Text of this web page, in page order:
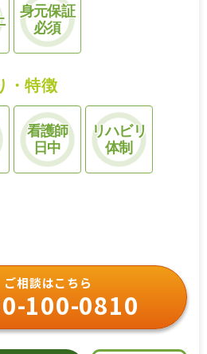
身元保証
必須
・特徴
看護師
日中
リハビリ
体制
ご相談はこちら
100-0810